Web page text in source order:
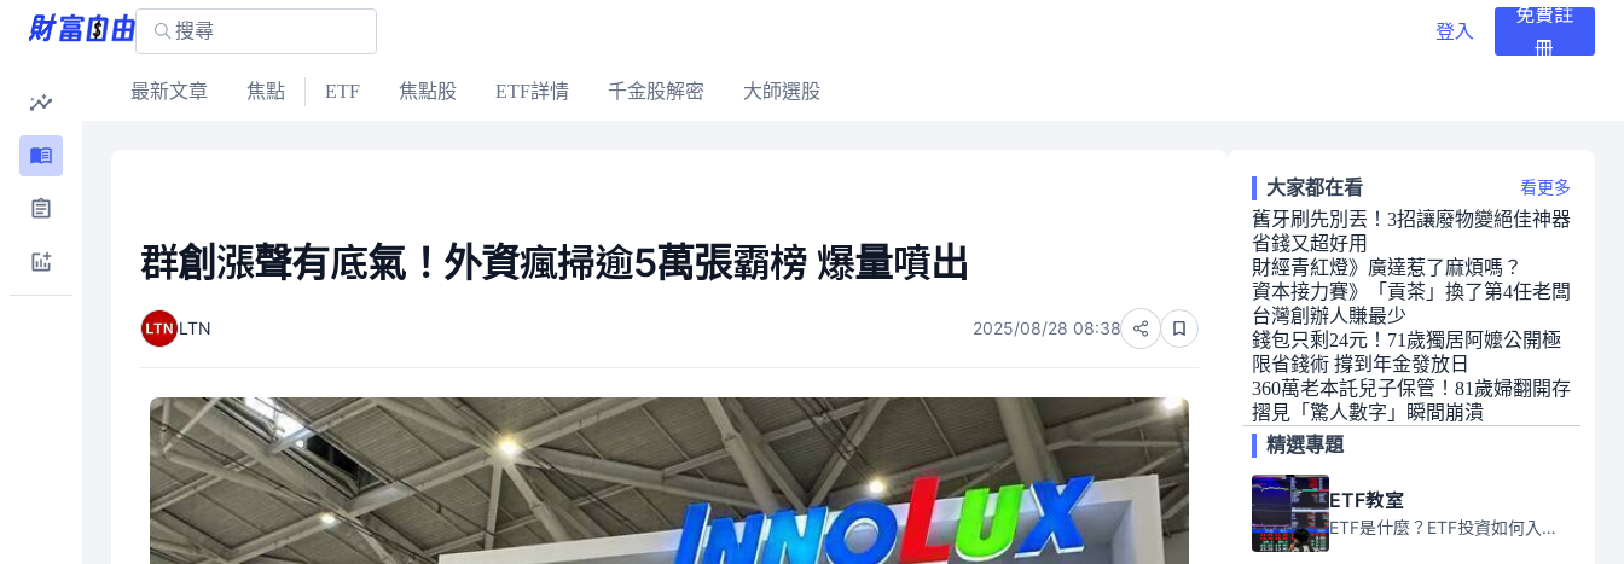
登入
免費註
冊
最新文章 焦點 ETF 焦點股 ETF詳情 千金股解密 大師選股
群創漲聲有底氣！外資瘋掃逾5萬張霸榜 爆量噴出
LTN 2025/08/28 08:38
大家都在看 看更多
舊牙刷先別丟！3招讓廢物變絕佳神器
省錢又超好用
財經青紅燈》廣達惹了麻煩嗎？
資本接力賽》「貢茶」換了第4任老闆
台灣創辦人賺最少
錢包只剩24元！71歲獨居阿嬤公開極
限省錢術 撐到年金發放日
360萬老本託兒子保管！81歲婦翻開存
摺見「驚人數字」瞬間崩潰
精選專題
ETF教室
ETF是什麼？ETF投資如何入門？本系列專題文章將會告訴你新手必須知道的ETF基礎知識。